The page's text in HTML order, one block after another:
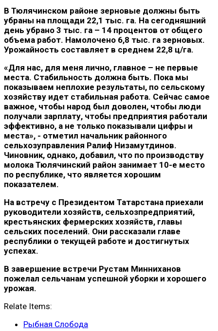
В Тюлячинском районе зерновые должны быть
убраны на площади 22,1 тыс. га. На сегодняшний
день убрано 3 тыс. га – 14 процентов от общего
объема работ. Намолочено 6,8 тыс. га зерновых.
Урожайность составляет в среднем 22,8 ц/га.
«Для нас, для меня лично, главное – не первые
места. Стабильность должна быть. Пока мы
показываем неплохие результаты, по сельскому
хозяйству идет стабильная работа. Сейчас самое
важное, чтобы народ был доволен, чтобы люди
получали зарплату, чтобы предприятия работали
эффективно, а не только показывали цифры и
места», - отметил начальник районного
сельхозуправления Ралиф Низамутдинов.
Чиновник, однако, добавил, что по производству
молока Тюлячинский район занимает 10-е место
по республике, что является хорошим
показателем.
На встречу с Президентом Татарстана приехали
руководители хозяйств, сельхозпредприятий,
крестьянских фермерских хозяйств, главы
сельских поселений. Они рассказали главе
республики о текущей работе и достигнутых
успехах.
В завершение встречи Рустам Минниханов
пожелал сельчанам успешной уборки и хорошего
урожая.
Relate Items:
Рыбная Слобода